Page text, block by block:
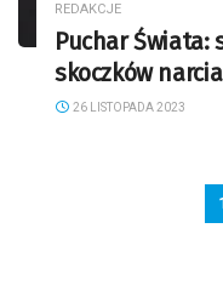
REDAKCJE
Puchar Świata:
skoczków
26 LISTOPADA 2023